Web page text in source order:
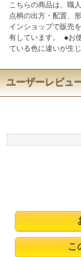
こちらの商品は、職
点柄の出方・配置、
インショップで販売
有しています。 ◆お
ている色に違いが生
ユーザーレビュ